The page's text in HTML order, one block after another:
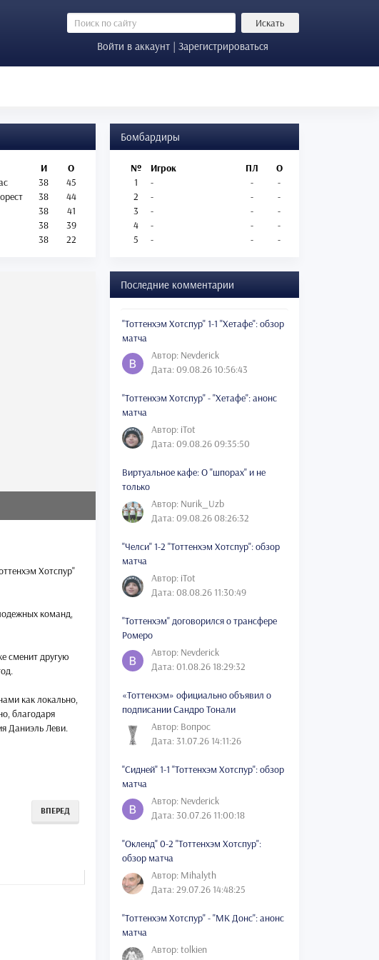
Искать
Войти в аккаунт | Зарегистрироваться
И
О
38
45
38
44
38
41
38
39
38 22
Бомбардиры
№ Игрок ПЛ
О
1
- -
-
2
- -
-
3
- -
-
4
- -
-
5
- - -
Хотспур"
команд,
сменит другую
как локально,
благодаря
Даниэль Леви.
ВПЕРЕД
Последние комментарии
"Тоттенхэм Хотспур" 1-1 "Хетафе": обзор
матча
Автор: Nevderick
Дата: 09.08.26 10:56:43
"Тоттенхэм Хотспур" - "Хетафе": анонс
матча
Автор: iTot
Дата: 09.08.26 09:35:50
Виртуальное кафе: О "шпорах" и не
только
Автор: Nurik_Uzb
Дата: 09.08.26 08:26:32
"Челси" 1-2 "Тоттенхэм Хотспур": обзор
матча
Автор: iTot
Дата: 08.08.26 11:30:49
"Тоттенхэм" договорился о трансфере
Ромеро
Автор: Nevderick
Дата: 01.08.26 18:29:32
«Тоттенхэм» официально объявил о
подписании Сандро Тонали
Автор: Вопрос
Дата: 31.07.26 14:11:26
"Сидней" 1-1 "Тоттенхэм Хотспур": обзор
матча
Автор: Nevderick
Дата: 30.07.26 11:00:18
"Окленд" 0-2 "Тоттенхэм Хотспур":
обзор матча
Автор: Mihalyth
Дата: 29.07.26 14:48:25
"Тоттенхэм Хотспур" - "МК Донс": анонс
матча
Автор: tolkien